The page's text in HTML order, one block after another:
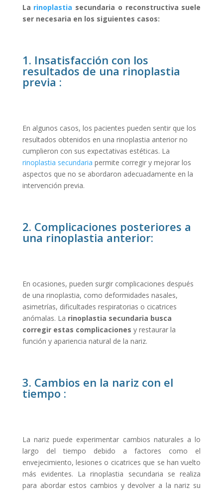
La rinoplastia secundaria o reconstructiva suele
ser necesaria en los siguientes casos:
1. Insatisfacción con los
resultados de una rinoplastia
previa :
En algunos casos, los pacientes pueden sentir que los
resultados obtenidos en una rinoplastia anterior no
cumplieron con sus expectativas estéticas. La
rinoplastia secundaria permite corregir y mejorar los
aspectos que no se abordaron adecuadamente en la
intervención previa.
2. Complicaciones posteriores a
una rinoplastia anterior:
En ocasiones, pueden surgir complicaciones después
de una rinoplastia, como deformidades nasales,
asimetrías, dificultades respiratorias o cicatrices
anómalas. La rinoplastia secundaria busca
corregir estas complicaciones y restaurar la
función y apariencia natural de la nariz.
3. Cambios en la nariz con el
tiempo :
La nariz puede experimentar cambios naturales a lo
largo del tiempo debido a factores como el
envejecimiento, lesiones o cicatrices que se han vuelto
más evidentes. La rinoplastia secundaria se realiza
para abordar estos cambios y devolver a la nariz su